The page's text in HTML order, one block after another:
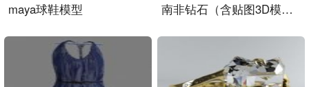
maya球鞋模型 南非钻石（含贴图3D模型）